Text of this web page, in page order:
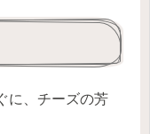
に、チーズの芳